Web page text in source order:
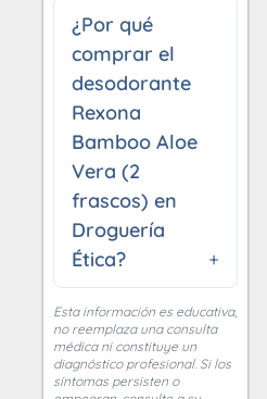
¿Por qué
comprar el
desodorante
Rexona
Bamboo Aloe
Vera (2
frascos) en
Droguería
Ética?
Esta información es educativa,
no reemplaza una consulta
médica ni constituye un
diagnóstico profesional. Si los
síntomas persisten o